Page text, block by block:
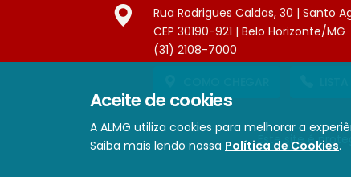
Aceite de cookies
A ALMG utiliza cookies para melhorar a
Saiba mais lendo nossa Política de Cookies.
Rua Rodrigues Caldas, 30 | Santo
CEP 30190-921 | Belo Horizonte/MG
(31) 2108-7000
Este site é